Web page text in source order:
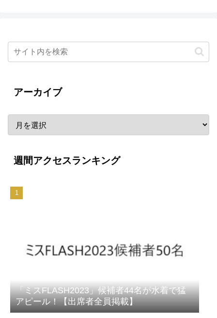
アーカイブ
週間アクセスランキング
「ミスFLASH2023」候補者44名が水着で猛
アピール！【出席者全員掲載】